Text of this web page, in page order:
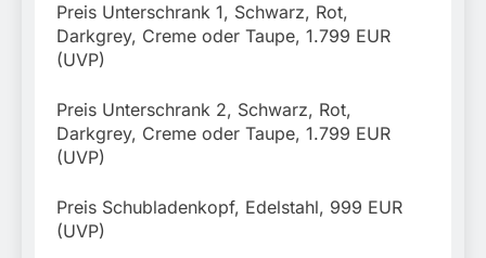
Preis Unterschrank 1, Schwarz, Rot,
Darkgrey, Creme oder Taupe, 1.799 EUR
(UVP)
Preis Unterschrank 2, Schwarz, Rot,
Darkgrey, Creme oder Taupe, 1.799 EUR
(UVP)
Preis Schubladenkopf, Edelstahl, 999 EUR
(UVP)